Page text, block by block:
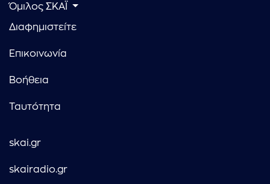
Όμιλος ΣΚΑΪ
Διαφημιστείτε
Επικοινωνία
Βοήθεια
Ταυτότητα
skai.gr
skairadio.gr